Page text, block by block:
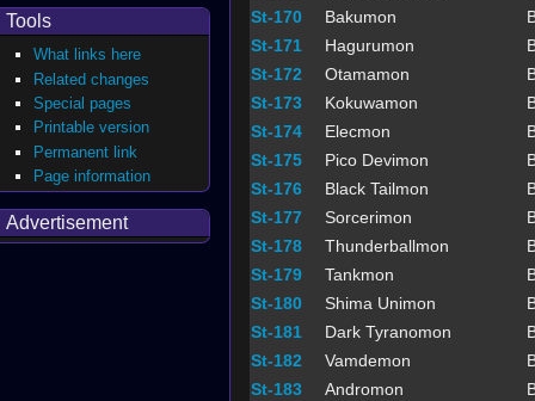
St-170
Bakumon
St-171
Hagurumon
St-172
Otamamon
St-173
Kokuwamon
St-174
Elecmon
St-175
Pico Devimon
St-176
Black Tailmon
St-177
Sorcerimon
St-178
Thunderballmon
St-179
Tankmon
St-180
Shima Unimon
St-181
Dark Tyranomon
St-182
Vamdemon
St-183
Andromon
Tools
What links here
Related changes
Special pages
Printable version
Permanent link
Page information
Advertisement